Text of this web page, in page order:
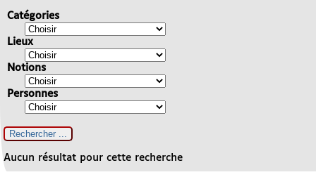
Catégories
Lieux
Notions
Personnes
Aucun résultat pour cette recherche